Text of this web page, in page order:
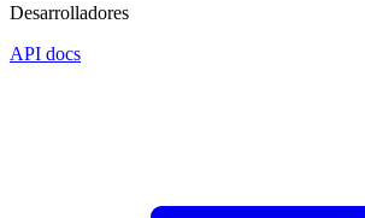
Desarrolladores
API docs